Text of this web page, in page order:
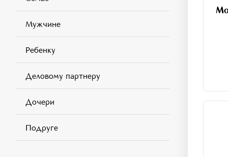
Мужчине
Ребенку
Деловому партнеру
Дочери
Подруге